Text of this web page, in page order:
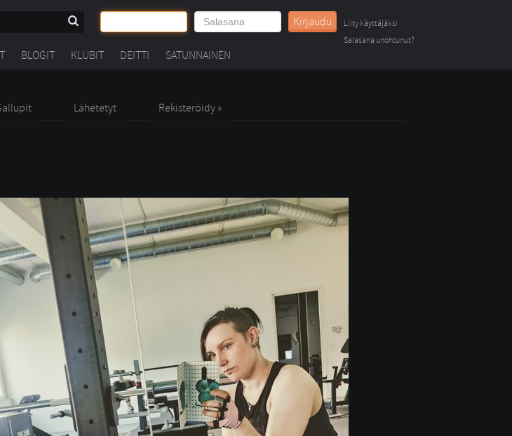
Kirjaudu
Liity käyttäjäksi
Salasana unohtunut?
BLOGIT KLUBIT DEITTI SATUNNAINEN
Lähetetyt Rekisteröidy »